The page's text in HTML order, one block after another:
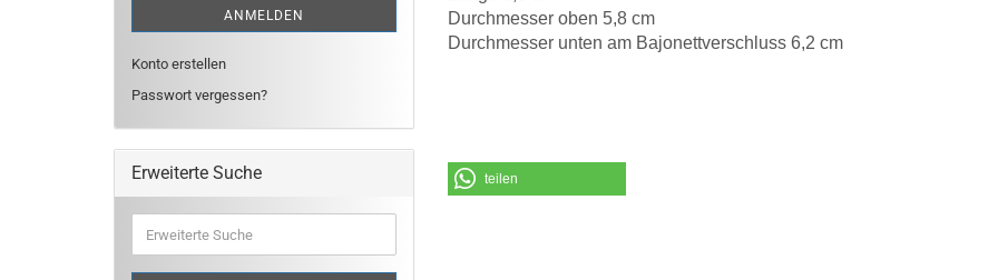
Durchmesser oben 5,8 cm
Durchmesser unten am Bajonettverschluss 6,2 cm
teilen
ANMELDEN
Konto erstellen
Passwort vergessen?
Erweiterte Suche
Suche